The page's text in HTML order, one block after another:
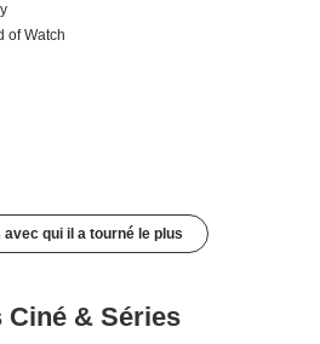
of Watch
qui il a tourné le plus
Ciné & Séries